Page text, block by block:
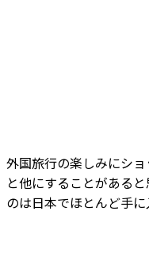
外国旅行の楽しみにシ
と他にすることがある
のは日本でほとんど手